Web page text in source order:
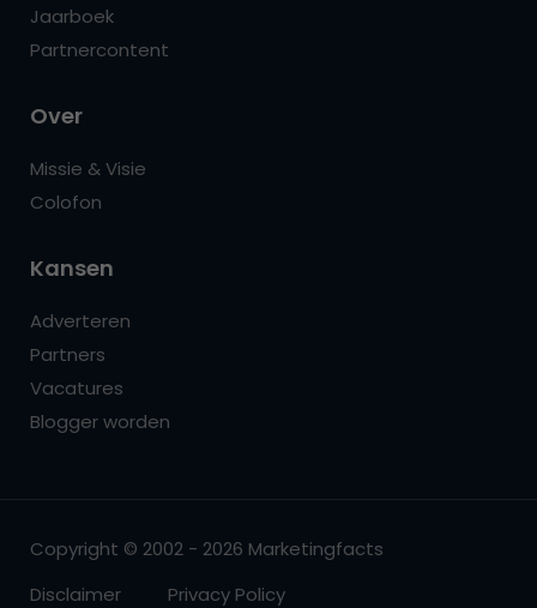
Jaarboek
Partnercontent
Over
Missie & Visie
Colofon
Kansen
Adverteren
Partners
Vacatures
Blogger worden
Copyright © 2002 - 2026 Marketingfacts
Disclaimer
Privacy Policy